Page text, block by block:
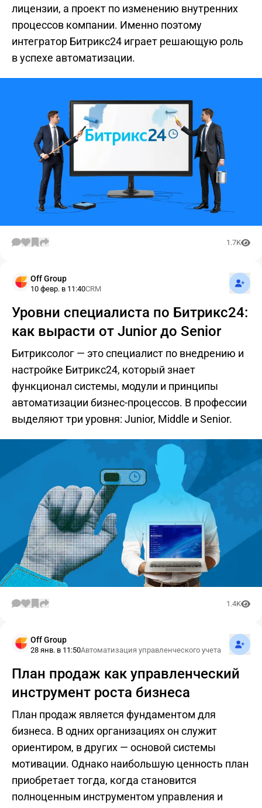
лицензии, а проект по изменению внутренних
процессов компании. Именно поэтому
интегратор Битрикс24 играет решающую роль
в успехе автоматизации.
1.7K
Off Group
10 февр. в 11:40CRM
Уровни специалиста по Битрикс24:
как вырасти от Junior до Senior
Битриксолог — это специалист по внедрению и
настройке Битрикс24, который знает
функционал системы, модули и принципы
автоматизации бизнес-процессов. В профессии
выделяют три уровня: Junior, Middle и Senior.
1.4K
Off Group
28 янв. в 11:50Автоматизация управленческого учета
План продаж как управленческий
инструмент роста бизнеса
План продаж является фундаментом для
бизнеса. В одних организациях он служит
ориентиром, в других — основой системы
мотивации. Однако наибольшую ценность план
приобретает тогда, когда становится
полноценным инструментом управления и